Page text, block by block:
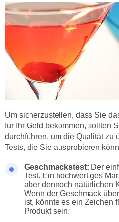
Um sicherzustellen, dass Sie
für Ihr Geld bekommen, sollten
durchführen, um die Qualität zu
Tests, die Sie ausprobieren
Geschmackstest: Der
Test. Ein hochwertiges
aber dennoch natürlichen
Wenn der Geschmack
ist, könnte es ein Zeichen
Produkt sein.